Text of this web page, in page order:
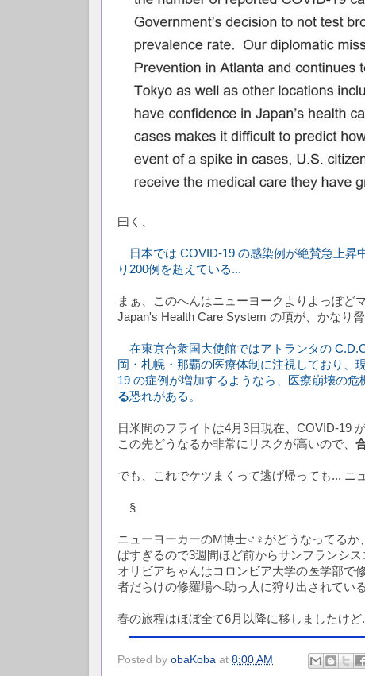
曰く、
日本では COVID-19 の感染例が絶賛急上昇
り200例を超えている...
まぁ、このへんはニューヨークよりよっぽど
Japan's Health Care System の項が、かなり脅
在東京合衆国大使館ではアトランタの
岡・札幌・那覇の医療体制に注視しており、
19 の症例が増加するようなら、医療崩壊の危
る恐れがある。
日米間のフライトは4月3日現在、COVID-19
この先どうなるか非常にリスクが高いので、
でも、これでケツまくって逃げ帰っても... ニ
§
ニューヨーカーのM博士♂♀がどうなってる
ばすぎるので3週間ほど前からサンフランシ
オリビアちゃんはコロンビア大学の医学部で
者だらけの修羅場へ助っ人に狩り出されてい
春の旅程はほぼ全て6月以降に移しましたけ
Posted by obaKoba at 8:00 AM